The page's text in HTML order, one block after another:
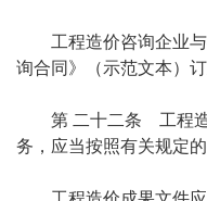
工程造价咨询企业与
询合同》（示范文本）订
第 二十二条 工程造
务，应当按照有关规定